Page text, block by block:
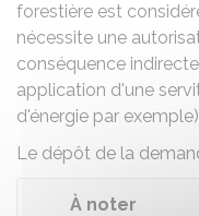
forestière est
nécessite une
conséquence
application d'une
d'énergie par
Le dépôt de la
À noter